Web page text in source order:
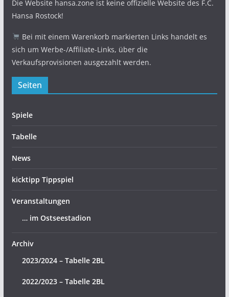
Die Website hansa.zone ist keine offizielle Website des F.C.
Hansa Rostock!
Bei mit einem Warenkorb markierten Links handelt es
sich um Werbe-/Affiliate-Links, über die
Verkaufsprovisionen ausgezahlt werden.
Seiten
Spiele
Tabelle
News
kicktipp Tippspiel
Veranstaltungen
… im Ostseestadion
Archiv
2023/2024 – Tabelle 2BL
2022/2023 – Tabelle 2BL